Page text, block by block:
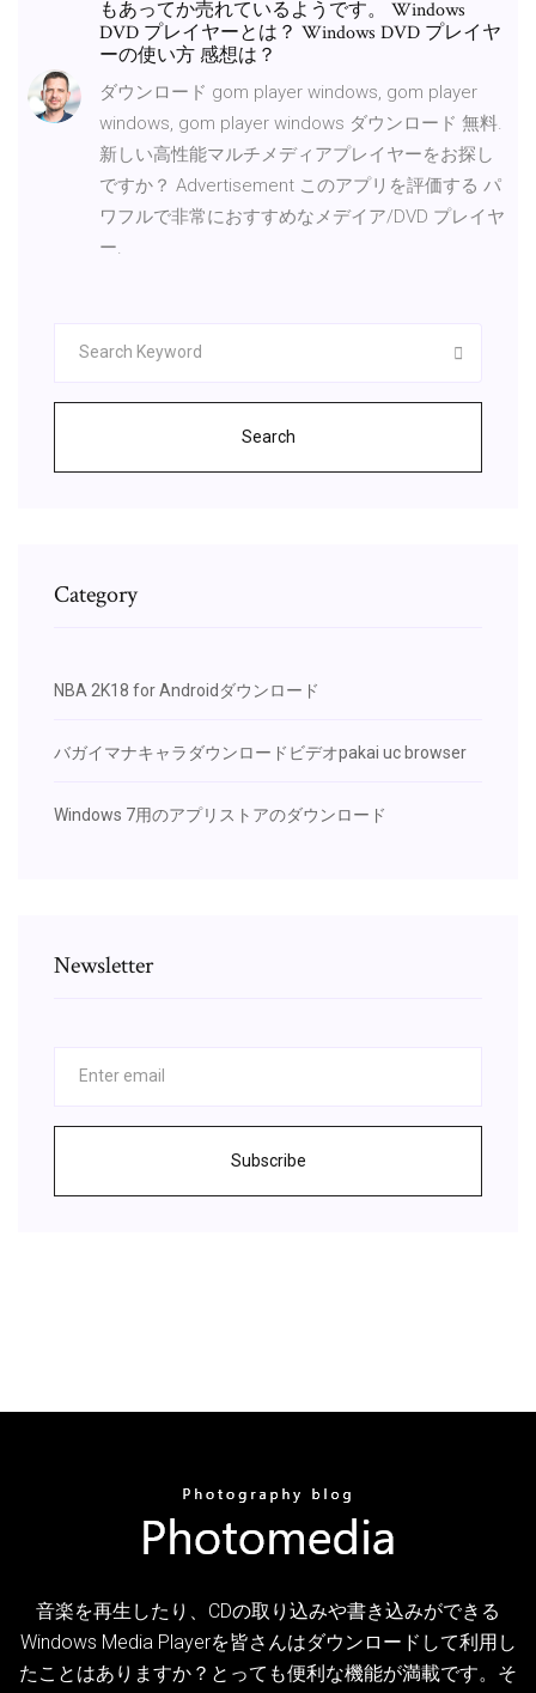
もあってか売れているようです。 Windows
DVD プレイヤーとは？ Windows DVD プレイヤ
ーの使い方 感想は？
ダウンロード gom player windows, gom player
windows, gom player windows ダウンロード 無料.
新しい高性能マルチメディアプレイヤーをお探し
ですか？ Advertisement このアプリを評価する パ
ワフルで非常におすすめなメデイア/DVD プレイヤ
ー.
Search
Category
NBA 2K18 for Androidダウンロード
バガイマナキャラダウンロードビデオpakai uc browser
Windows 7用のアプリストアのダウンロード
Newsletter
Subscribe
音楽を再生したり、CDの取り込みや書き込みができる
Windows Media Playerを皆さんはダウンロードして利用し
たことはありますか？とっても便利な機能が満載です。そ